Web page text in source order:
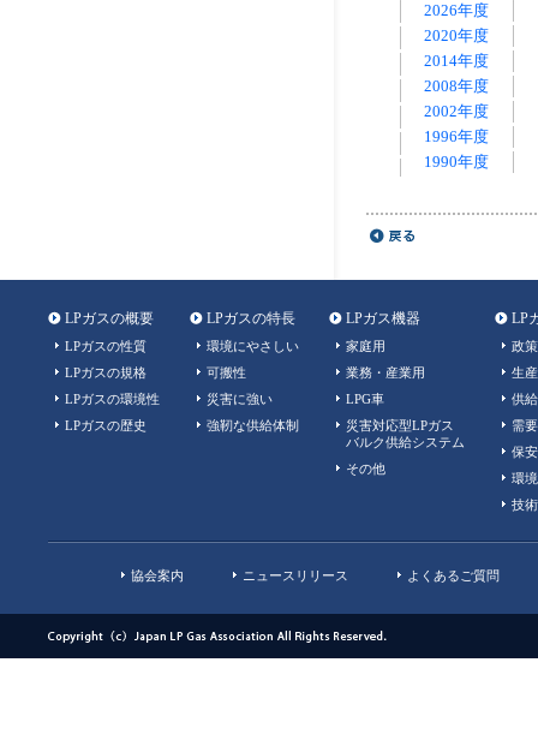
2026年度
2020年度
2014年度
2008年度
2002年度
1996年度
1990年度
LPガスの概要
LPガスの性質
LPガスの規格
LPガスの環境性
LPガスの歴史
LPガスの特長
環境にやさしい
可搬性
災害に強い
強靭な供給体制
LPガス機器
家庭用
業務・産業用
LPG車
災害対応型LPガス
バルク供給システム
その他
LP
政
生産
供給
需要
保安
環境
技術
協会案内 ニュースリリース よくあるご質問